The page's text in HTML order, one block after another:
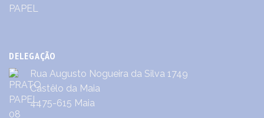
DELEGAÇÃO
Rua Augusto Nogueira da Silva 1749
Castêlo da Maia
4475-615 Maia